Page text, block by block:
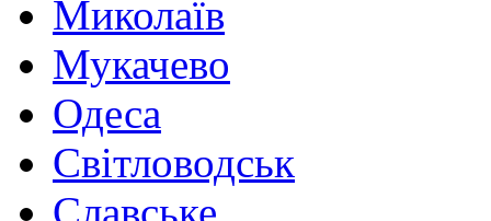
Миколаїв
Мукачево
Одеса
Світловодськ